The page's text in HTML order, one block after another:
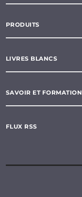
PRODUITS
LIVRES BLANCS
SAVOIR ET FORMATION
FLUX RSS